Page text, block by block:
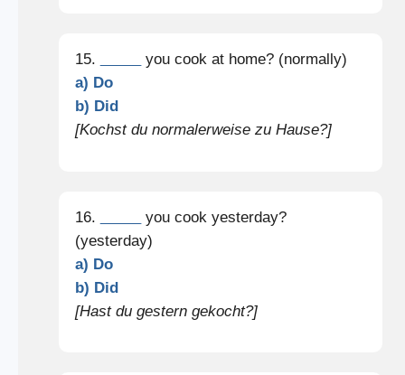
15.
you cook at home? (normally)
a) Do
b) Did
[Kochst du normalerweise zu Hause?]
16.
you cook yesterday?
(yesterday)
a) Do
b) Did
[Hast du gestern gekocht?]